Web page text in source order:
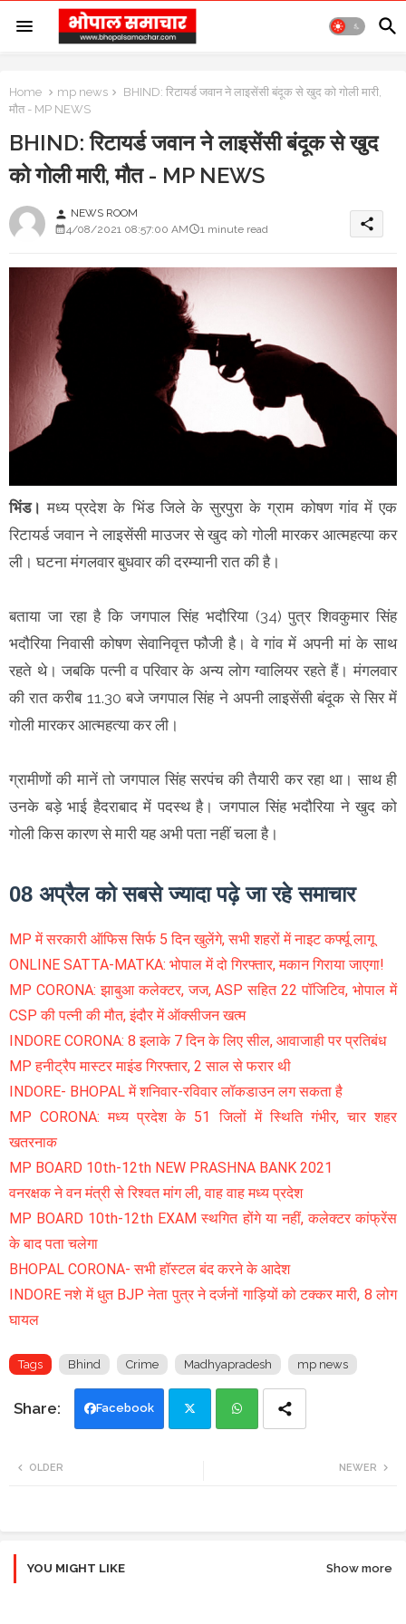
Home mp news
BHIND: रिटायर्ड जवान ने लाइसेंसी बंदूक से खुद को गोली मारी,
मौत - MP NEWS
BHIND: रिटायर्ड जवान ने लाइसेंसी बंदूक से खुद
को गोली मारी, मौत - MP NEWS
person NEWS ROOM
4/08/2021 08:57:00 AM
1 minute read share
भिंड। मध्य प्रदेश के भिंड जिले के सुरपुरा के ग्राम कोषण गांव में एक
रिटायर्ड जवान ने लाइसेंसी माउजर से खुद को गोली मारकर आत्महत्या कर
ली। घटना मंगलवार बुधवार की दरम्यानी रात की है।
बताया जा रहा है कि जगपाल सिंह भदौरिया (34) पुत्र शिवकुमार सिंह
भदौरिया निवासी कोषण सेवानिवृत्त फौजी है। वे गांव में अपनी मां के साथ
रहते थे। जबकि पत्नी व परिवार के अन्य लोग ग्वालियर रहते हैं। मंगलवार
की रात करीब 11.30 बजे जगपाल सिंह ने अपनी लाइसेंसी बंदूक से सिर में
गोली मारकर आत्महत्या कर ली।
ग्रामीणों की मानें तो जगपाल सिंह सरपंच की तैयारी कर रहा था। साथ ही
उनके बड़े भाई हैदराबाद में पदस्थ है। जगपाल सिंह भदौरिया ने खुद को
गोली किस कारण से मारी यह अभी पता नहीं चला है।
08 अप्रैल को सबसे ज्यादा पढ़े जा रहे समाचार
MP में सरकारी ऑफिस सिर्फ 5 दिन खुलेंगे, सभी शहरों में नाइट कर्फ्यू लागू
ONLINE SATTA-MATKA: भोपाल में दो गिरफ्तार, मकान गिराया जाएगा!
MP CORONA: झाबुआ कलेक्टर, जज, ASP सहित 22 पॉजिटिव, भोपाल में
CSP की पत्नी की मौत, इंदौर में ऑक्सीजन खत्म
INDORE CORONA: 8 इलाके 7 दिन के लिए सील, आवाजाही पर प्रतिबंध
MP हनीट्रैप मास्टर माइंड गिरफ्तार, 2 साल से फरार थी
INDORE- BHOPAL में शनिवार-रविवार लॉकडाउन लग सकता है
MP CORONA: मध्य प्रदेश के 51 जिलों में स्थिति गंभीर, चार शहर
खतरनाक
MP BOARD 10th-12th NEW PRASHNA BANK 2021
वनरक्षक ने वन मंत्री से रिश्वत मांग ली, वाह वाह मध्य प्रदेश
MP BOARD 10th-12th EXAM स्थगित होंगे या नहीं, कलेक्टर कांफ्रेंस
के बाद पता चलेगा
BHOPAL CORONA- सभी हॉस्टल बंद करने के आदेश
INDORE नशे में धुत BJP नेता पुत्र ने दर्जनों गाड़ियों को टक्कर मारी, 8 लोग
घायल
Tags Bhind Crime Madhyapradesh mp news
Facebook
NEWER
OLDER
YOU MIGHT LIKE Show more